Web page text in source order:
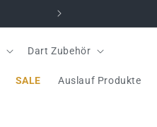
Dart Zubehör
SALE Auslauf Produkte